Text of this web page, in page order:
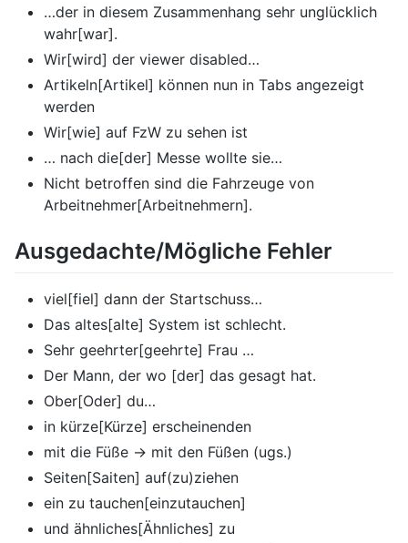
…der in diesem Zusammenhang sehr unglücklich
wahr[war].
Wir[wird] der viewer disabled…
Artikeln[Artikel] können nun in Tabs angezeigt
werden
Wir[wie] auf FzW zu sehen ist
… nach die[der] Messe wollte sie…
Nicht betroffen sind die Fahrzeuge von
Arbeitnehmer[Arbeitnehmern].
Ausgedachte/Mögliche Fehler
viel[fiel] dann der Startschuss…
Das altes[alte] System ist schlecht.
Sehr geehrter[geehrte] Frau …
Der Mann, der wo [der] das gesagt hat.
Ober[Oder] du…
in kürze[Kürze] erscheinenden
mit die Füße -> mit den Füßen (ugs.)
Seiten[Saiten] auf(zu)ziehen
ein zu tauchen[einzutauchen]
und ähnliches[Ähnliches] zu